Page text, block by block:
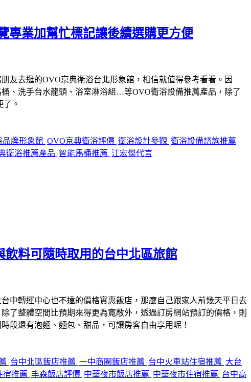
專業加幫忙標記讓後續選購更方便
友去逛的OVO京典衛浴台北形象館，相信就值得參考看看。因
、洗手台水龍頭、浴室淋浴組…等OVO衛浴設備推薦產品，除了
。
品牌形象館 OVO京典衛浴評價 衛浴設計參觀 衛浴設備諮詢推薦
衛浴推薦產品 智能馬桶推薦 江宏傑代言
飲料可隨時取用的台中北區旅館
中轉運中心也不遠的價格實惠飯店，那麼自己跟家人前幾天平日去
了整體空間比預期來得更為寬敞外，透過訂房網站預訂的價格，則
段還有泡麵、麵包、甜品，可讓房客自由享用呢！
台中北區飯店推薦 一中商圈飯店推薦 台中火車站住宿推薦 大台
宿推薦 丰森飯店評價 中華夜市飯店推薦 中華夜市住宿推薦 台中高